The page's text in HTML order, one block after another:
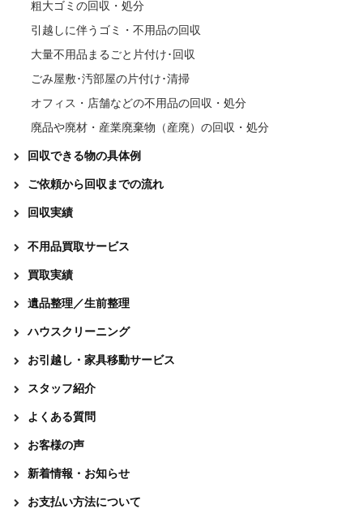
粗大ゴミの回収・処分
引越しに伴うゴミ・不用品の回収
大量不用品まるごと片付け･回収
ごみ屋敷･汚部屋の片付け･清掃
オフィス・店舗などの不用品の回収・処分
廃品や廃材・産業廃棄物（産廃）の回収・処分
回収できる物の具体例
ご依頼から回収までの流れ
回収実績
不用品買取サービス
買取実績
遺品整理／生前整理
ハウスクリーニング
お引越し・家具移動サービス
スタッフ紹介
よくある質問
お客様の声
新着情報・お知らせ
お支払い方法について